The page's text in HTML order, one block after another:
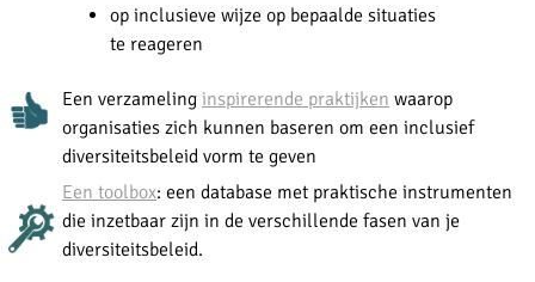
op inclusieve wijze op bepaalde situaties
te reageren
Een verzameling inspirerende praktijken waarop
organisaties zich kunnen baseren om een inclusief
diversiteitsbeleid vorm te geven
Een toolbox: een database met praktische instrumenten
die inzetbaar zijn in de verschillende fasen van je
diversiteitsbeleid.